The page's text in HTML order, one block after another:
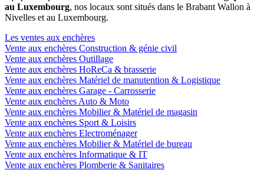
au Luxembourg, nos locaux sont situés dans le Brabant Wallon à
Nivelles et au Luxembourg.
Les ventes aux enchères
Vente aux enchères Construction & génie civil
Vente aux enchères Outillage
Vente aux enchères HoReCa & brasserie
Vente aux enchères Matériel de manutention & Logistique
Vente aux enchères Garage - Carrosserie
Vente aux enchères Auto & Moto
Vente aux enchères Mobilier & Matériel de magasin
Vente aux enchères Sport & Loisirs
Vente aux enchères Electroménager
Vente aux enchères Mobilier & Matériel de bureau
Vente aux enchères Informatique & IT
Vente aux enchères Plomberie & Sanitaires